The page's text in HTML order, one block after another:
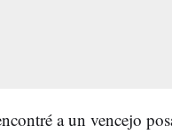
a un vencejo